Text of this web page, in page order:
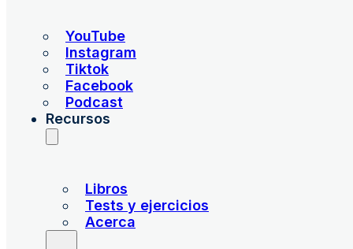
YouTube
Instagram
Tiktok
Facebook
Podcast
Recursos
Libros
Tests y ejercicios
Acerca